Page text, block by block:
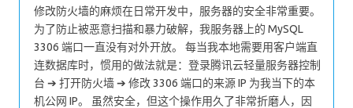
修改防火墙的麻烦在日常开发中，服务器的安全非常重要。
为了防止被恶意扫描和暴力破解，我服务器上的 MySQL
3306 端口一直没有对外开放。 每当我本地需要用客户端直
连数据库时，惯用的做法就是：登录腾讯云轻量服务器控制
台 ➔ 打开防火墙 ➔ 修改 3306 端口的来源 IP 为我当下的本
机公网 IP。 虽然安全，但这个操作用久了非常折磨人，因